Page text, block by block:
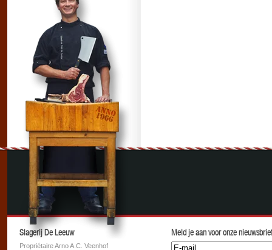
Slagerij De Leeuw
Propriétaire Arno A.C. Veenhof
Meld je aan voor onze